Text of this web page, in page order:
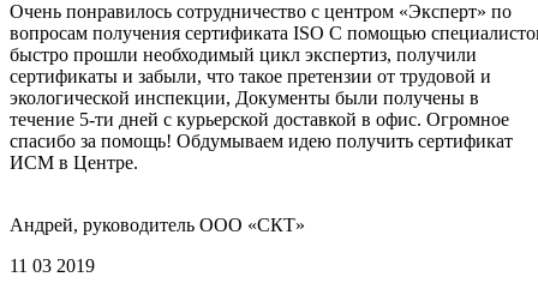
Очень понравилось сотрудничество с центром «Эксперт» по
вопросам получения сертификата ISO С помощью
быстро прошли необходимый цикл экспертиз, получили
сертификаты и забыли, что такое претензии от трудовой и
экологической инспекции, Документы были получены в
течение 5-ти дней с курьерской доставкой в офис. Огромное
спасибо за помощь! Обдумываем идею получить сертификат
ИСМ в Центре.
Андрей, руководитель ООО «СКТ»
11 03 2019